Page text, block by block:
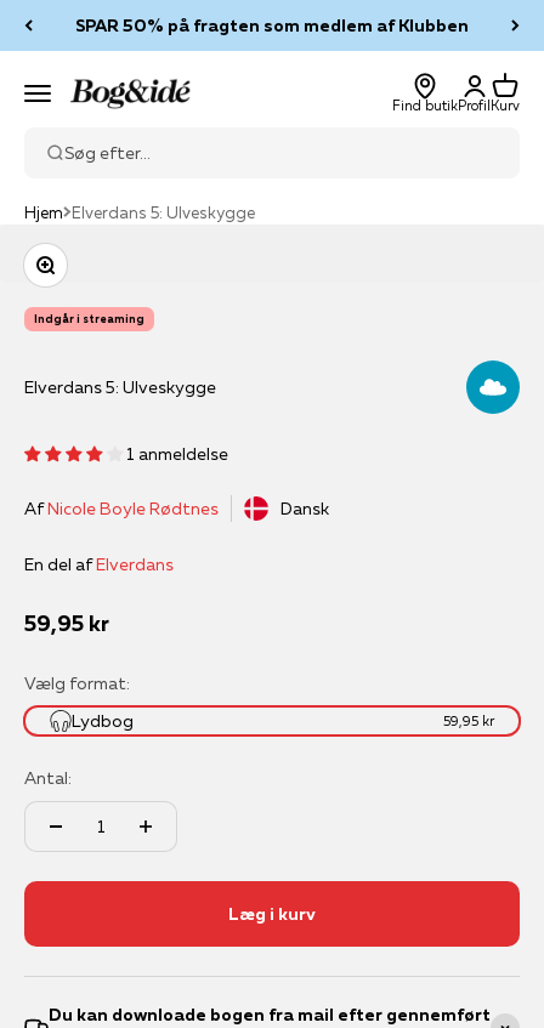
SPAR 50% på fragten som medlem af Klubben
Menu Bog & idé
Find butik
Log ind
Profil
Kurv
Kurv
Søg efter...
Hjem Elverdans 5: Ulveskygge
Zoom
Indgår i streaming
Elverdans 5: Ulveskygge
1 anmeldelse
AfNicole Boyle Rødtnes Dansk
En del afElverdans
Salgspris
59,95 kr
Vælg format:
Lydbog
59,95 kr
Antal:
Læg i kurv
Du kan downloade bogen fra mail efter gennemført